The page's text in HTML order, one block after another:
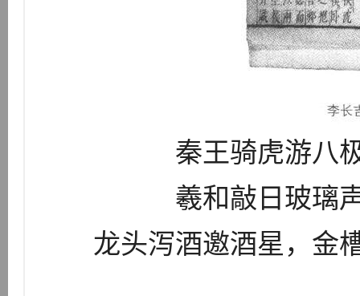
秦王骑虎游八
羲和敲日玻璃
龙头泻酒邀酒星，金